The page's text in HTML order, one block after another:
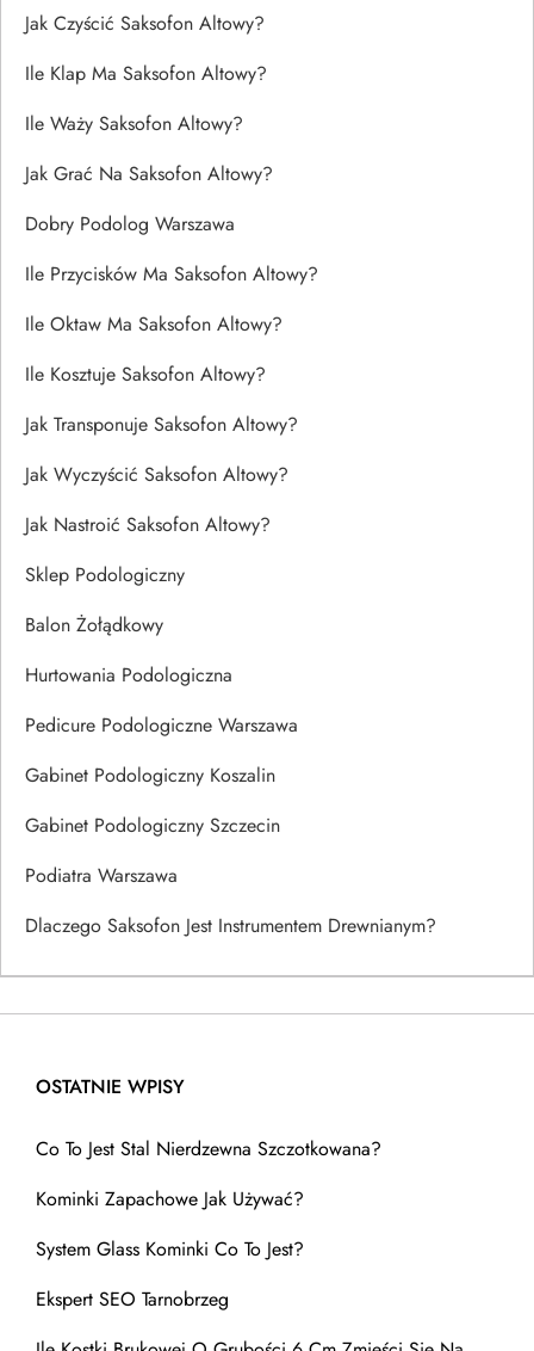
Jak Czyścić Saksofon Altowy?
Ile Klap Ma Saksofon Altowy?
Ile Waży Saksofon Altowy?
Jak Grać Na Saksofon Altowy?
Dobry Podolog Warszawa
Ile Przycisków Ma Saksofon Altowy?
Ile Oktaw Ma Saksofon Altowy?
Ile Kosztuje Saksofon Altowy?
Jak Transponuje Saksofon Altowy?
Jak Wyczyścić Saksofon Altowy?
Jak Nastroić Saksofon Altowy?
Sklep Podologiczny
Balon Żołądkowy
Hurtowania Podologiczna
Pedicure Podologiczne Warszawa
Gabinet Podologiczny Koszalin
Gabinet Podologiczny Szczecin
Podiatra Warszawa
Dlaczego Saksofon Jest Instrumentem Drewnianym?
OSTATNIE WPISY
Co To Jest Stal Nierdzewna Szczotkowana?
Kominki Zapachowe Jak Używać?
System Glass Kominki Co To Jest?
Ekspert SEO Tarnobrzeg